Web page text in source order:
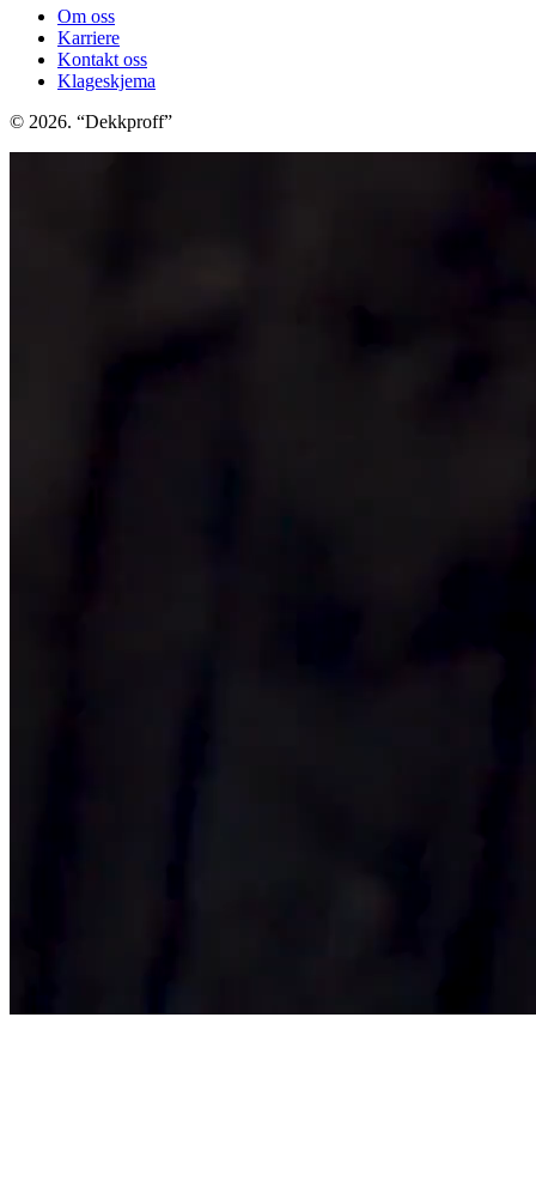
Om oss
Karriere
Kontakt oss
Klageskjema
© 2026. “Dekkproff”